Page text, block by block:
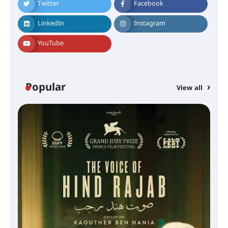
Twitter Facebook
LinkedIn Instagram
YouTube
Popular View all
സെന്റ് ജോസഫ്സ് കോളജ്
കോമേഴ്‌സ് അസോസിയേഷന്
തുടക്കമായി